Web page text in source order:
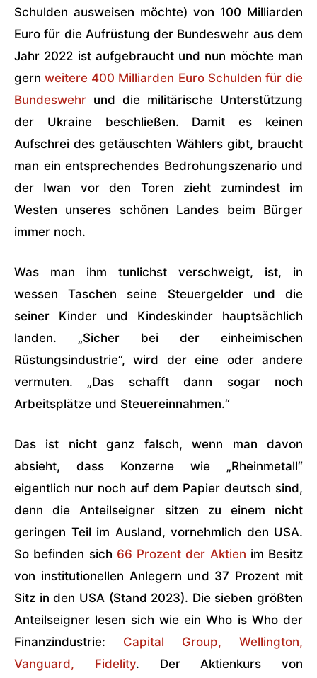
Schulden ausweisen möchte) von 100 Milliarden
Euro für die Aufrüstung der Bundeswehr aus dem
Jahr 2022 ist aufgebraucht und nun möchte man
gernweitere 400 Milliarden Euro Schulden für die
Bundeswehr und die militärische Unterstützung
der Ukraine beschließen. Damit es keinen
Aufschrei des getäuschten Wählers gibt, braucht
man ein entsprechendes Bedrohungszenario und
der Iwan vor den Toren zieht zumindest im
Westen unseres schönen Landes beim Bürger
immer noch.
Was man ihm tunlichst verschweigt, ist, in
wessen Taschen seine Steuergelder und die
seiner Kinder und Kindeskinder hauptsächlich
landen. „Sicher bei der einheimischen
Rüstungsindustrie“, wird der eine oder andere
vermuten. „Das schafft dann sogar noch
Arbeitsplätze und Steuereinnahmen.“
Das ist nicht ganz falsch, wenn man davon
absieht, dass Konzerne wie „Rheinmetall“
eigentlich nur noch auf dem Papier deutsch sind,
denn die Anteilseigner sitzen zu einem nicht
geringen Teil im Ausland, vornehmlich den USA.
So befinden sich 66 Prozent der Aktien im Besitz
von institutionellen Anlegern und 37 Prozent mit
Sitz in den USA (Stand 2023). Die sieben größten
Anteilseigner lesen sich wie ein Who is Who der
Finanzindustrie: Capital Group, Wellington,
Vanguard, Fidelity. Der Aktienkurs von